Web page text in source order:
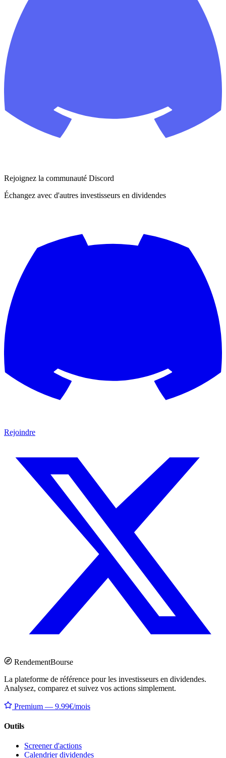
Rejoignez la communauté Discord
Échangez avec d'autres investisseurs en dividendes
Rejoindre
RendementBourse
La plateforme de référence pour les investisseurs en dividendes.
Analysez, comparez et suivez vos actions simplement.
Premium — 9.99€/mois
Outils
Screener d'actions
Calendrier dividendes